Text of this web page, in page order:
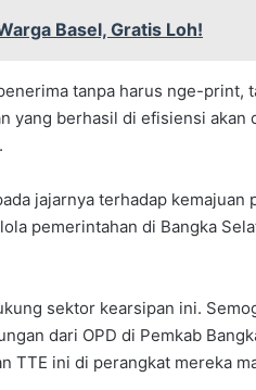
Basel, Gratis Loh!
tanpa harus nge-print,
yang berhasil di efisiensi akan
jajarnya terhadap kemajuan
pemerintahan di Bangka
sektor kearsipan ini.
dari OPD di Pemkab
TTE ini di perangkat mereka